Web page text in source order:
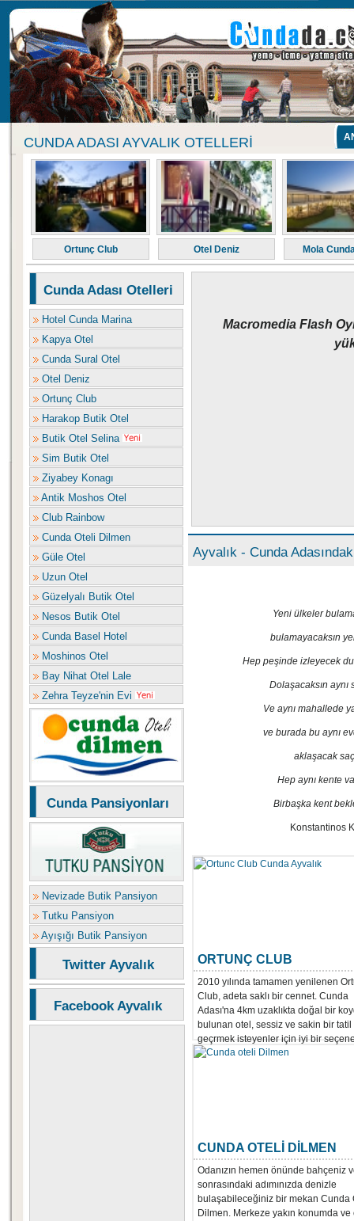
CUNDA ADASI AYVALIK OTELLERI
Ortunç Club Otel Deniz Mola
Cunda Adası Otelleri
Hotel Cunda Marina
Kapya Otel
Cunda Sural Otel
Otel Deniz
Ortunç Club
Harakop Butik Otel
Butik Otel Selina
Sim Butik Otel
Ziyabey Konagı
Antik Moshos Otel
Club Rainbow
Cunda Oteli Dilmen
Güle Otel
Uzun Otel
Güzelyalı Butik Otel
Nesos Butik Otel
Cunda Basel Hotel
Moshinos Otel
Bay Nihat Otel Lale
Zehra Teyze'nin Evi
Cunda Pansiyonları
Nevizade Butik Pansiyon
Tutku Pansiyon
Ayışığı Butik Pansiyon
Twitter Ayvalık
Facebook Ayvalık
Macromedia Flash
Ayvalık - Cunda
Yeni ülkeler
bulamayacaksın
Hep peşinde izleyecek
Dolaşacaksın aynı
Ve aynı mahallede
ve burada bu aynı
aklaşacak
Hep aynı kente
Birbaşka kent
Konstantinos
ORTUNÇ CLUB
2010 yılında tamamen yenilenen
Club, adeta saklı bir cennet. Cunda
Adası'na 4km uzaklıkta doğal bir
bulunan otel, sessiz ve sakin bir tatil
geçrmek isteyenler için iyi bir
CUNDA OTELİ DİLMEN
Odanızın hemen önünde bahçeniz
sonrasındaki adımınızda denizle
bulaşabileceğiniz bir mekan Cunda
Dilmen. Merkeze yakın konumda ve